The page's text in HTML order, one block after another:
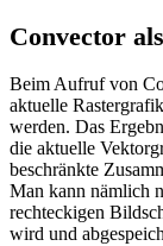
Convector
Beim Aufruf von
aktuelle
werden. Das
die aktuelle
beschränkte
Man kann nämlich
rechteckigen
wird und